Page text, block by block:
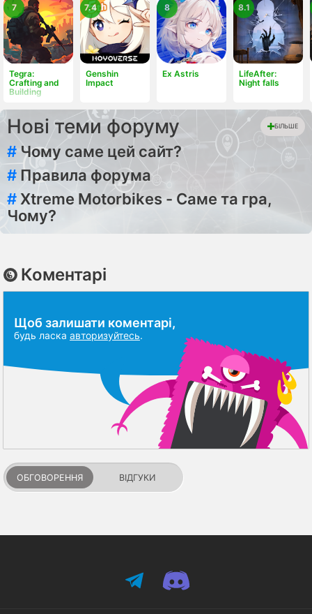
Tegra:
Crafting and
Building
7
Genshin
Impact
7.4
Ex Astris
8
LifeAfter:
Night falls
8.1
Нові теми форуму БІЛЬШЕ
# Чому саме цей сайт?
# Правила форума
# Xtreme Motorbikes - Саме та гра,
Чому?
Коментарі
Щоб залишати коментарі,
будь ласка авторизуйтесь.
ОБГОВОРЕННЯ ВІДГУКИ